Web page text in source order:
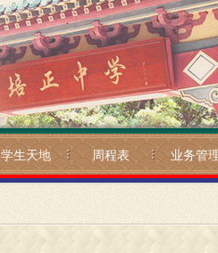
学生天地 周程表 业务管